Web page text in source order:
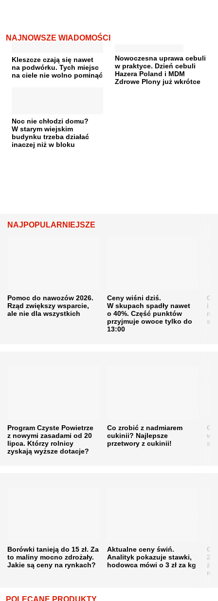
NAJNOWSZE WIADOMOŚCI
Kleszcze czają się nawet
na podwórku. Tych miejsc
na ciele nie wolno pominąć
Nowoczesna uprawa cebuli
w praktyce. Dzień cebuli
Hazera Poland i MDM
Zdrowe Plony już wkrótce
Noc nie chłodzi domu?
W starym wiejskim
budynku trzeba działać
inaczej niż w bloku
NAJPOPULARNIEJSZE
Pomoc do nawozów 2026.
Rząd zwiększy wsparcie,
ale nie dla wszystkich
Ceny wiśni dziś.
W skupach spadły nawet
o 40%. Część punktów
przyjmuje owoce tylko do
13:00
i
Program Czyste Powietrze
z nowymi zasadami od 20
lipca. Którzy rolnicy
zyskają wyższe dotacje?
Co zrobić z nadmiarem
cukinii? Najlepsze
przetwory z cukinii!
w
Borówki tanieją do 15 zł. Za
to maliny mocno zdrożały.
Jakie są ceny na rynkach?
Aktualne ceny świń.
Analityk pokazuje stawki,
hodowca mówi o 3 zł za kg
POLECANE PRODUKTY